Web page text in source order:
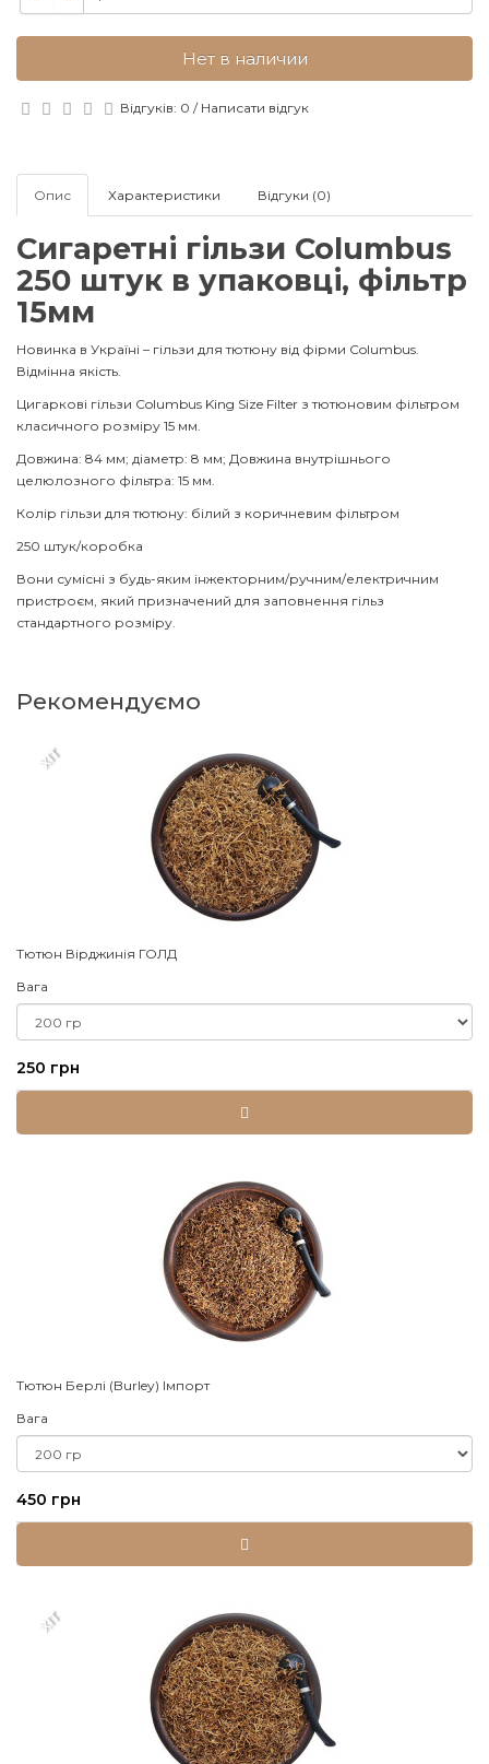
Нет в наличии
Відгуків: 0 / Написати відгук
Опис Характеристики Відгуки (0)
Сигаретні гільзи Columbus
250 штук в упаковці, фільтр
15мм
Новинка в Україні – гільзи для тютюну від фірми Columbus.
Відмінна якість.
Цигаркові гільзи Columbus King Size Filter з тютюновим фільтром
класичного розміру 15 мм.
Довжина: 84 мм; діаметр: 8 мм; Довжина внутрішнього
целюлозного фільтра: 15 мм.
Колір гільзи для тютюну: білий з коричневим фільтром
250 штук/коробка
Вони сумісні з будь-яким інжекторним/ручним/електричним
пристроєм, який призначений для заповнення гільз
стандартного розміру.
Рекомендуємо
Тютюн Вірджинія ГОЛД
XIT
Вага
250 грн
Тютюн Берлі (Burley) Імпорт
Вага
450 грн
XIT